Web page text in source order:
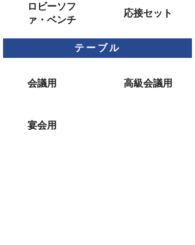
ロビーソフ
ァ・ベンチ
応接セット
テーブル
会議用 高級会議用
宴会用